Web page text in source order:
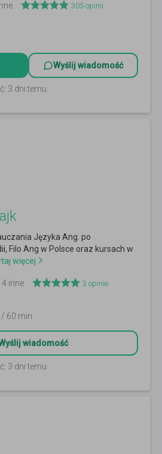
305 opinii
Wyślij wiadomość
3 dni temu
Języka Ang. po
Filo Ang w Polsce oraz kursach w
więcej
inne 3 opinie
/ 60 min
wiadomość
3 dni temu